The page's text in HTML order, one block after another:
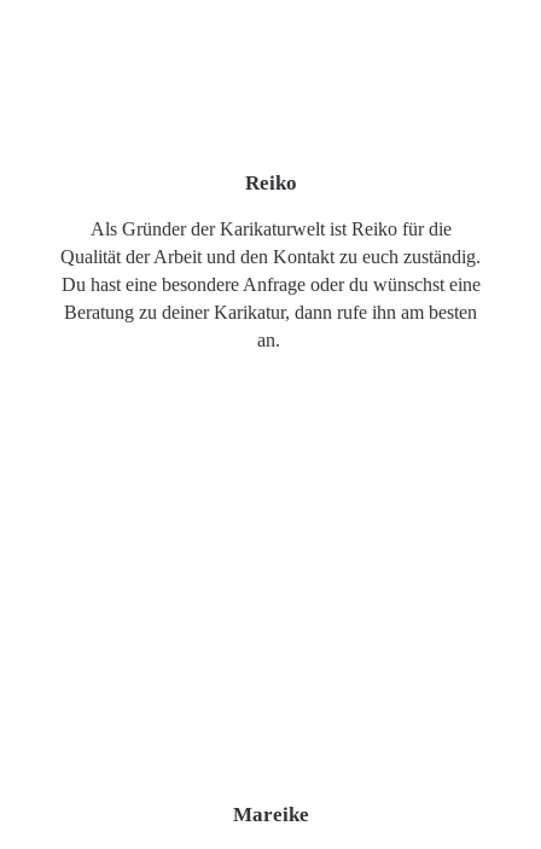
Reiko
Als Gründer der Karikaturwelt ist Reiko für die
Qualität der Arbeit und den Kontakt zu euch zuständig.
Du hast eine besondere Anfrage oder du wünschst eine
Beratung zu deiner Karikatur, dann rufe ihn am besten
an.
Mareike